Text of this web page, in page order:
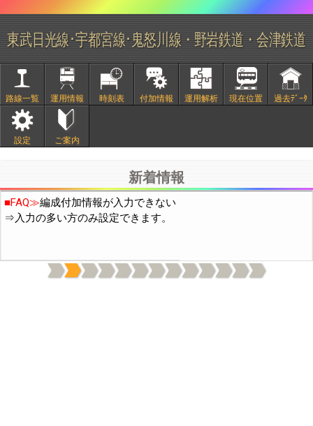
東武日光線･宇都宮線･鬼怒川線・野岩鉄道・会津鉄道
路線一覧 運用情報 時刻表 付加情報 運用解析 現在位置 過去ﾃﾞｰﾀ
設定 ご案内
新着情報
2/20頃より中国IPから通常の10倍程度のアクセスがありサイト
が不安定になっておりました。穴埋め作業の結果、現在は通常の
■FAQ≫編成付加情報が入力できない
⇒入力の多い方のみ設定できます。
上記機能は付加情報の表示(日付下の電球と歯車のｱｲｺﾝ)をONに